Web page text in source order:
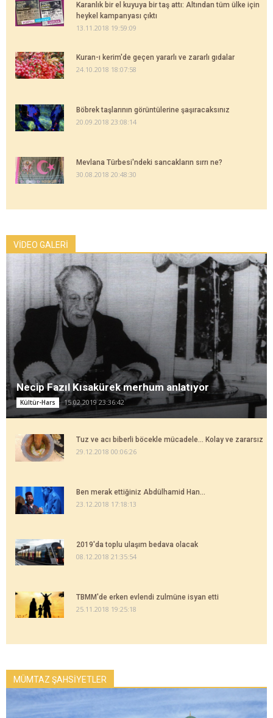
Karanlık bir el kuyuya bir taş attı: Altından tüm ülke için
heykel kampanyası çıktı
13.11.2018 19:59:09
Kuran-ı kerim'de geçen yararlı ve zararlı gıdalar
24.10.2018 18:07:58
Böbrek taşlarının görüntülerine şaşıracaksınız
20.09.2018 23:08:14
Mevlana Türbesi'ndeki sancakların sırrı ne?
30.08.2018 20:48:30
VİDEO GALERİ
Necip Fazıl Kısakürek merhum anlatıyor
Kültür-Hars 15.02.2019 23:36:42
Tuz ve acı biberli böcekle mücadele... Kolay ve zararsız
29.12.2018 00:06:26
Ben merak ettiğiniz Abdülhamid Han...
23.12.2018 17:18:13
2019'da toplu ulaşım bedava olacak
08.12.2018 21:35:54
TBMM'de erken evlendi zulmüne isyan etti
25.11.2018 19:25:18
MÜMTAZ ŞAHSİYETLER